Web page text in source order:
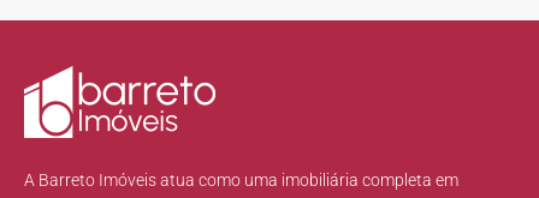
A Barreto Imóveis atua como uma imobiliária completa em